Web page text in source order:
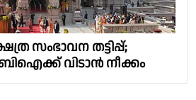
സംഭാവന തട്ടിപ്പ്;
വിടാന്‍ നീക്കം